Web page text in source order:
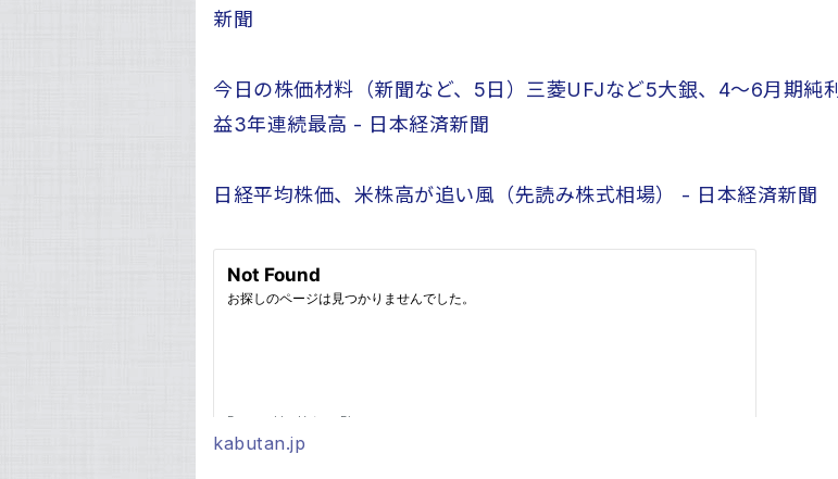
新聞
今日の株価材料（新聞など、5日）三菱UFJなど5大銀、4〜6月期純利
益3年連続最高 - 日本経済新聞
日経平均株価、米株高が追い風（先読み株式相場） - 日本経済新聞
kabutan.jp